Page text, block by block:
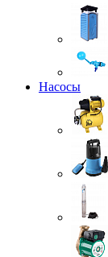
Насосы